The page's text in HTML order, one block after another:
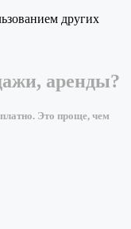
других
аренды?
Это проще, чем